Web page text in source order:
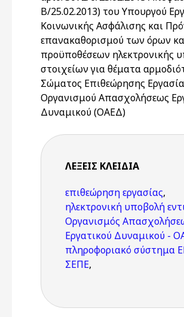
Β/25.02.2013) του Υπουργού
Κοινωνικής Ασφάλισης και
επανακαθορισμού των όρων
προϋποθέσεων ηλεκτρονικής
στοιχείων για θέματα
Σώματος Επιθεώρησης
Οργανισμού Απασχολήσεως
Δυναμικού (ΟΑΕΔ)
ΛΈΞΕΙΣ KΛΕΙΔΙΆ
επιθεώρηση εργασίας,
ηλεκτρονική υποβολή
Οργανισμός
Εργατικού Δυναμικού -
πληροφοριακό σύστημα
ΣΕΠΕ,